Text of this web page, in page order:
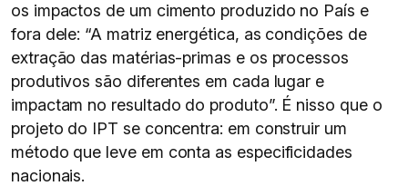
os impactos de um cimento produzido no País e
fora dele: “A matriz energética, as condições de
extração das matérias-primas e os processos
produtivos são diferentes em cada lugar e
impactam no resultado do produto”. É nisso que o
projeto do IPT se concentra: em construir um
método que leve em conta as especificidades
nacionais.